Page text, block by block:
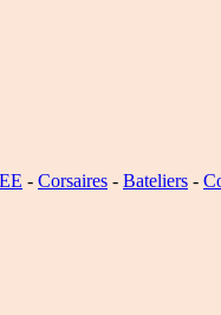
- Corsaires - Bateliers -